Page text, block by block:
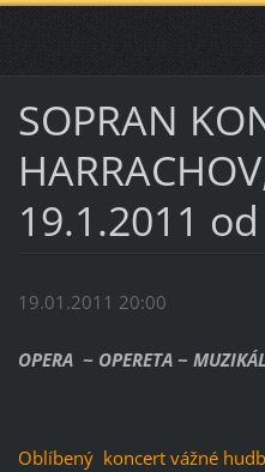
SOPRAN
19.1.2011
19.01.2011 20:00
OPERA ~ OPERETA ~ MUZIKÁL
Oblíbený koncert vážné